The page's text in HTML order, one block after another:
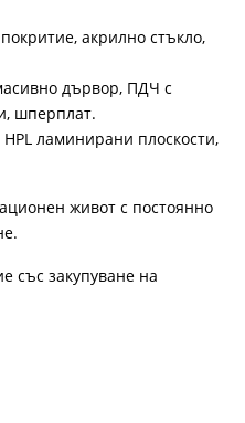
акрилно стъкло,
дървор, ПДЧ с
шперплат.
ламинирани плоскости,
живот с постоянно
със закупуване на